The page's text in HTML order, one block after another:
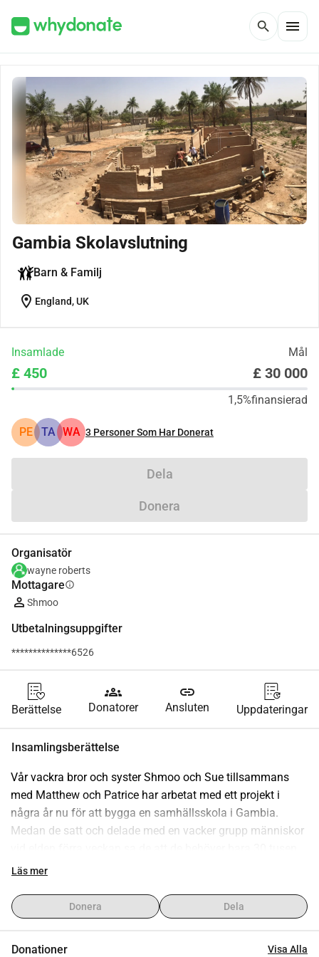
search menu
Gambia Skolavslutning
Barn & Familj
location_on England, UK
Insamlade Mål
£ 450 £ 30 000
1,5%finansierad
PE TA WA 3 Personer Som Har Donerat
Dela
Donera
Organisatör
wayne roberts
Mottagareinfo
Shmoo
Utbetalningsuppgifter
**************6526
Berättelse
groups
Donatorer
link
Ansluten Uppdateringar
Insamlingsberättelse
Vår vackra bror och syster Shmoo och Sue tillsammans
med Matthew och Patrice har arbetat med ett projekt i
några år nu för att bygga en samhällsskola i Gambia.
Medan de satt och delade med en vacker grupp människor
pund för att slutföra detta fantastiska projekt som redan är
https://www.gibc.love/
Jag ber alla mina vänner, kollegor, samarbetspartners och
Läs mer
Donera Dela
Donationer Visa Alla